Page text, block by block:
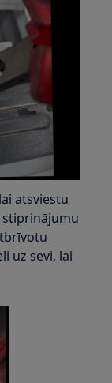
atsviestu
stiprinājumu
uz sevi, lai